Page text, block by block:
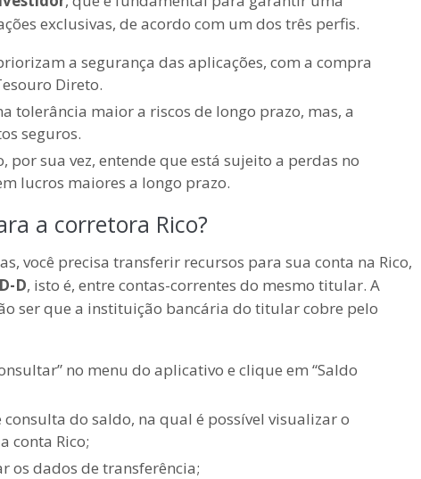
exclusivas, de acordo com um dos três perfis.
a segurança das aplicações, com a compra
Direto.
tolerância maior a riscos de longo prazo, mas, a
seguros.
por sua vez, entende que está sujeito a perdas no
lucros maiores a longo prazo.
a corretora Rico?
você precisa transferir recursos para sua conta na Rico,
D, isto é, entre contas-correntes do mesmo titular. A
ser que a instituição bancária do titular cobre pelo
no menu do aplicativo e clique em “Saldo
do saldo, na qual é possível visualizar o
conta Rico;
os dados de transferência;